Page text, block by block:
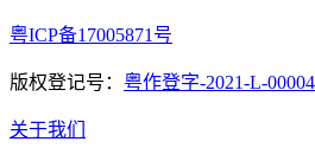
粤ICP备17005871号
版权登记号： 粤作登字-2021-L-
关于我们